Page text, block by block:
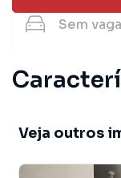
Sem
Veja outros